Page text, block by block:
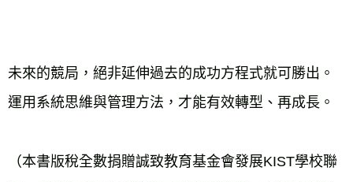
未來的競局，絕非延伸過去的成功方程式就可勝出。
運用系統思維與管理方法，才能有效轉型、再成長。
（本書版稅全數捐贈誠致教育基金會發展KIST學校聯